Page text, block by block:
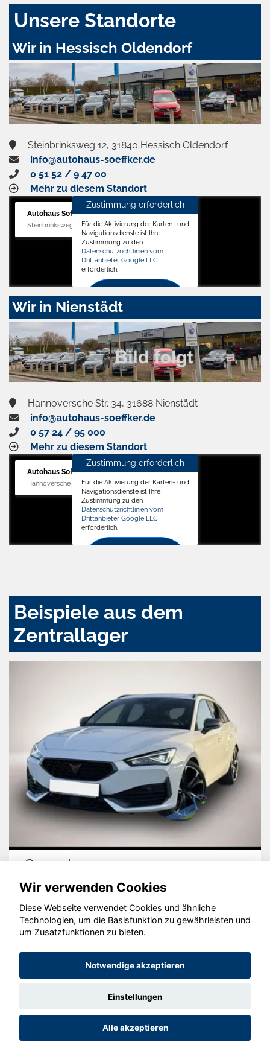
Unsere Standorte
Wir in Hessisch Oldendorf
Steinbrinksweg 12, 31840 Hessisch Oldendorf
info@autohaus-soeffker.de
0 51 52 / 9 47 00
Mehr zu diesem Standort
Autohaus Söffker GmbH
Steinbrinksweg 12, 31840 Hessisch Oldendorf
Zustimmung erforderlich
Für die Aktivierung der Karten- und
Navigationsdienste ist Ihre
Zustimmung zu den
Datenschutzrichtlinien vom
Drittanbieter Google LLC
erforderlich.
Zustimmen
aktivieren
Wir in Nienstädt
Hannoversche Str. 34, 31688 Nienstädt
info@autohaus-soeffker.de
0 57 24 / 95 000
Mehr zu diesem Standort
Autohaus Söffker GmbH
Hannoversche Str. 34, 31688 Nienstädt
Zustimmung erforderlich
Für die Aktivierung der Karten- und
Navigationsdienste ist Ihre
Zustimmung zu den
Datenschutzrichtlinien vom
Drittanbieter Google LLC
erforderlich.
Beispiele aus dem
Zentrallager
Cupra Leon
© konjunkturmotor.de GmbH 2020 - 2026
Wir verwenden Cookies
Diese Webseite verwendet Cookies und ähnliche
Technologien, um die Basisfunktion zu gewährleisten und
um Zusatzfunktionen zu bieten.
Notwendige akzeptieren
Einstellungen
Alle akzeptieren